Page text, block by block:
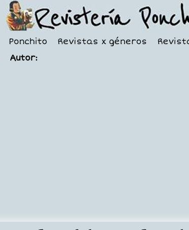
Ponchito Revistas x géneros
Autor: